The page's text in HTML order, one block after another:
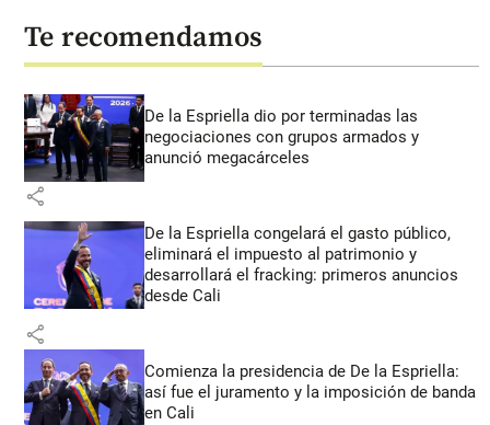
Te recomendamos
De la Espriella dio por terminadas las
negociaciones con grupos armados y
anunció megacárceles
share
De la Espriella congelará el gasto público,
eliminará el impuesto al patrimonio y
desarrollará el fracking: primeros anuncios
desde Cali
share
Comienza la presidencia de De la Espriella:
así fue el juramento y la imposición de banda
en Cali